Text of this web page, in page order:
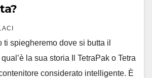
ti spiegheremo dove si butta il
la sua storia Il TetraPak o Tetra
considerato intelligente. È